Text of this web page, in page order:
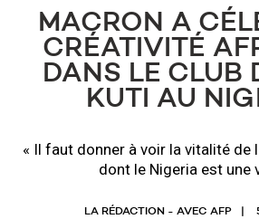
MACRON A
CRÉATIVITÉ
DANS LE CLUB
KUTI AU
« Il faut donner à voir la vitalité de
dont le Nigeria est une
LA RÉDACTION - AVEC AFP